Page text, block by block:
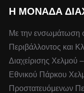
Η ΜΟΝΆΔΑ
Με την ενσωμάτωση
Περιβάλλοντος και
Διαχείρισης Χελμού
Εθνικού Πάρκου
Προστατευόμενων